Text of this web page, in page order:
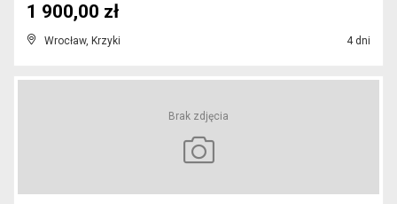
Wrocław, Krzyki 4 dni
1 900,00 zł
Brak zdjęcia